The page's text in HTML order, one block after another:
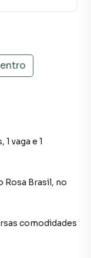
vaga e 1
Rosa Brasil, no
comodidades